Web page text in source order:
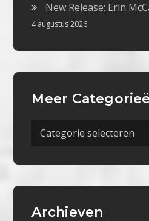
New Release: Erin
4 augustus 2026
Meer
Meer
Archieven